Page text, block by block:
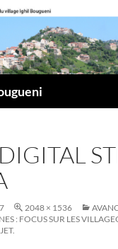
2048 × 1536
: FOCUS SUR LES